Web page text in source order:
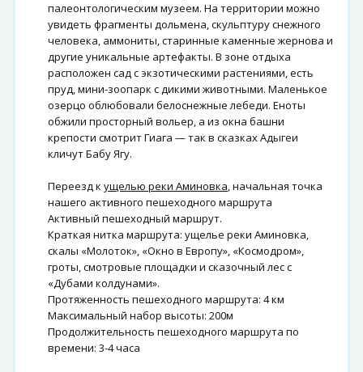
палеонтологическим музеем. На территории можно
увидеть фрагменты дольмена, скульптуру снежного
человека, аммониты, старинные каменные жернова и
другие уникальные артефакты. В зоне отдыха
расположен сад с экзотическими растениями, есть
пруд, мини-зоопарк с дикими животными. Маленькое
озерцо облюбовали белоснежные лебеди. Еноты
обжили просторный вольер, а из окна башни
крепости смотрит Гиага — так в сказках Адыгеи
кличут Бабу Ягу.
Переезд к ущелью реки Аминовка, начальная точка
нашего активного пешеходного маршрута
Активный пешеходный маршрут.
Краткая нитка маршрута: ущелье реки Аминовка,
скалы «Молоток», «Окно в Европу», «Космодром»,
гроты, смотровые площадки и сказочный лес с
«Дубами колдунами».
Протяженность пешеходного маршрута: 4 км
Максимальный набор высоты: 200м
Продолжительность пешеходного маршрута по
времени: 3-4 часа